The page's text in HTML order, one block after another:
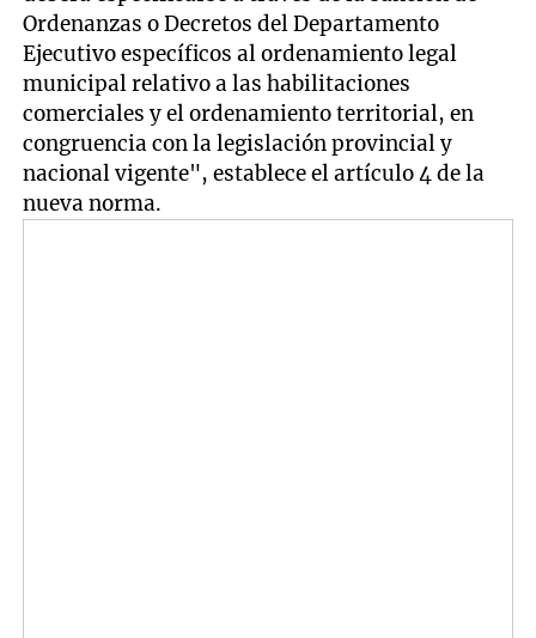
Ordenanzas o Decretos del Departamento
Ejecutivo específicos al ordenamiento legal
municipal relativo a las habilitaciones
comerciales y el ordenamiento territorial, en
congruencia con la legislación provincial y
nacional vigente", establece el artículo 4 de la
nueva norma.